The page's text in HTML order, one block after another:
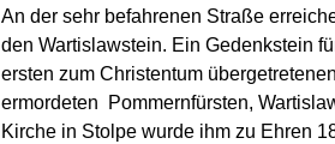
An der sehr befahrenen Straße
den Wartislawstein. Ein Gedenkstein
ersten zum Christentum übergetretenen
ermordeten Pommernfürsten,
Kirche in Stolpe wurde ihm zu Ehren